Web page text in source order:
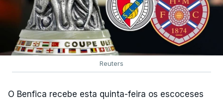
Reuters
O Benfica recebe esta quinta-feira os escoceses